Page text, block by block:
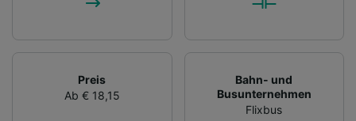
Preis
Ab € 18,15
Bahn- und
Busunternehmen
Flixbus